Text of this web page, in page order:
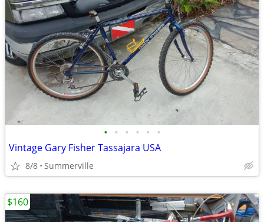
• • • • • •
Vintage Gary Fisher Tassajara USA
8/8 Summerville
$160